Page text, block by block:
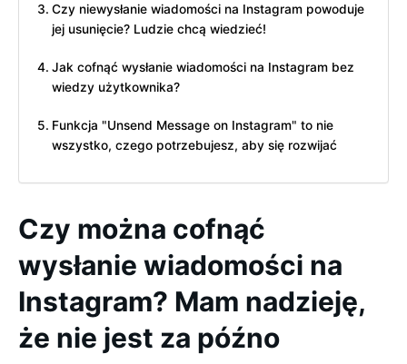
Czy niewysłanie wiadomości na Instagram powoduje
jej usunięcie? Ludzie chcą wiedzieć!
Jak cofnąć wysłanie wiadomości na Instagram bez
wiedzy użytkownika?
Funkcja "Unsend Message on Instagram" to nie
wszystko, czego potrzebujesz, aby się rozwijać
Czy można cofnąć
wysłanie wiadomości na
Instagram? Mam nadzieję,
że nie jest za późno